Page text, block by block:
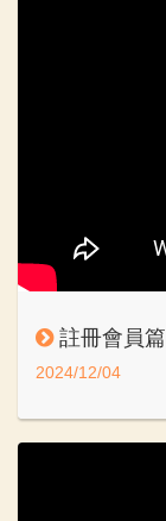
註冊會員
2024/12/04